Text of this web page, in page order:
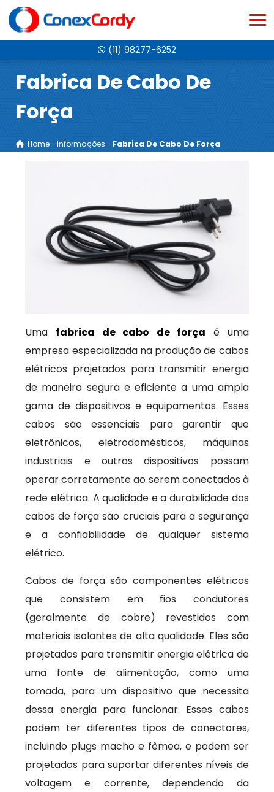
(11) 98277-6252
Fabrica De Cabo De
Força
Home »Informações » Fabrica De Cabo De Força
Uma fabrica de cabo de força é uma
empresa especializada na produção de cabos
elétricos projetados para transmitir energia
de maneira segura e eficiente a uma ampla
gama de dispositivos e equipamentos. Esses
cabos são essenciais para garantir que
eletrônicos, eletrodomésticos, máquinas
industriais e outros dispositivos possam
operar corretamente ao serem conectados à
rede elétrica. A qualidade e a durabilidade dos
cabos de força são cruciais para a segurança
e a confiabilidade de qualquer sistema
elétrico.
Cabos de força são componentes elétricos
que consistem em fios condutores
(geralmente de cobre) revestidos com
materiais isolantes de alta qualidade. Eles são
projetados para transmitir energia elétrica de
uma fonte de alimentação, como uma
tomada, para um dispositivo que necessita
dessa energia para funcionar. Esses cabos
podem ter diferentes tipos de conectores,
incluindo plugs macho e fêmea, e podem ser
projetados para suportar diferentes níveis de
voltagem e corrente, dependendo da